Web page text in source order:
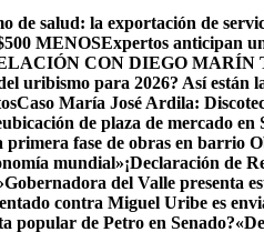
de salud: la exportación de
MENOSExpertos anticipan
CON DIEGO MARÍN
uribismo para 2026? Así están
Caso María José Ardila:
de plaza de mercado en
fase de obras en barrio
mundial»¡Declaración de
Gobernadora del Valle presenta
contra Miguel Uribe es
popular de Petro en Senado?